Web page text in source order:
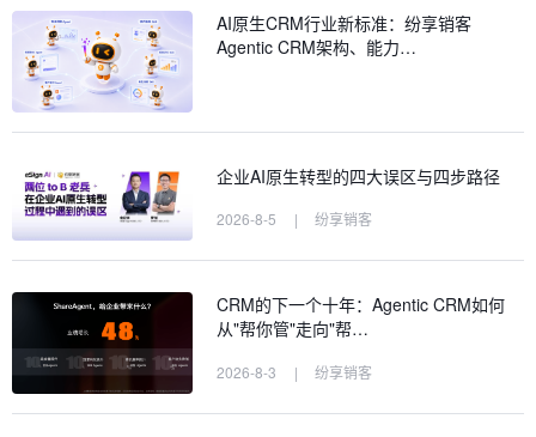
AI原生CRM行业新标准：纷享销客
Agentic CRM架构、能力…
企业AI原生转型的四大误区与四步路径
2026-8-5 | 纷享销客
CRM的下一个十年：Agentic CRM如何
从"帮你管"走向"帮…
2026-8-3 | 纷享销客